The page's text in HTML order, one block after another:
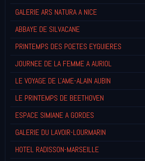
GALERIE ARS NATURA A NICE
ABBAYE DE SILVACANE
PRINTEMPS DES POETES EYGUIERES
JOURNEE DE LA FEMME A AURIOL
LE VOYAGE DE L'AME-ALAIN AUBIN
LE PRINTEMPS DE BEETHOVEN
ESPACE SIMIANE A GORDES
GALERIE DU LAVOIR-LOURMARIN
HOTEL RADISSON-MARSEILLE